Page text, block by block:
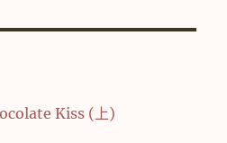
Kiss (上)